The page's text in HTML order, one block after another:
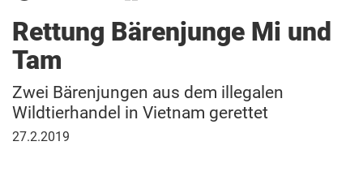
Rettung Bärenjunge Mi und
Tam
Zwei Bärenjungen aus dem illegalen
Wildtierhandel in Vietnam gerettet
27.
27.2.2019